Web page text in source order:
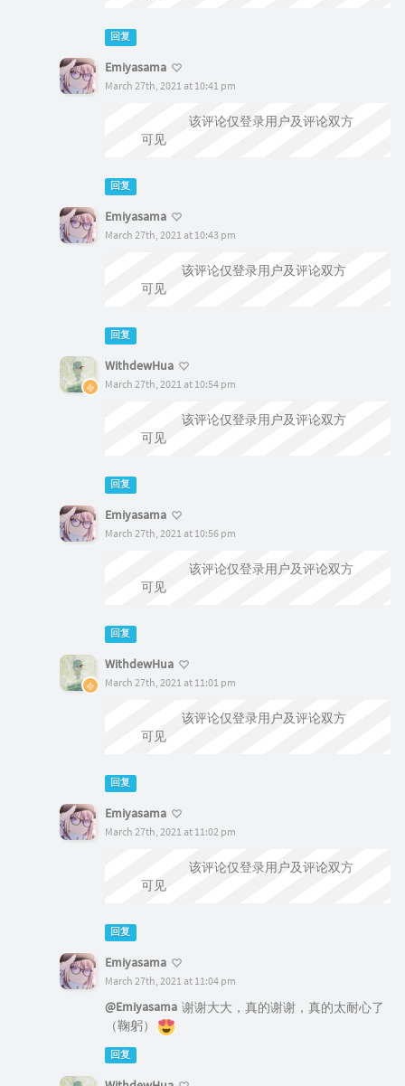
回复
Emiyasama
March 27th, 2021 at 10:41 pm
该评论仅登录用户及评论双方
可见
回复
Emiyasama
March 27th, 2021 at 10:43 pm
该评论仅登录用户及评论双方
可见
回复
WithdewHua
March 27th, 2021 at 10:54 pm
该评论仅登录用户及评论双方
可见
回复
Emiyasama
March 27th, 2021 at 10:56 pm
该评论仅登录用户及评论双方
可见
回复
WithdewHua
March 27th, 2021 at 11:01 pm
该评论仅登录用户及评论双方
可见
回复
Emiyasama
March 27th, 2021 at 11:02 pm
该评论仅登录用户及评论双方
可见
回复
Emiyasama
March 27th, 2021 at 11:04 pm
@Emiyasama 谢谢大大，真的谢谢，真的太耐心了
（鞠躬）
回复